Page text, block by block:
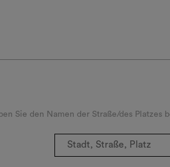
Sie den Namen der Straße/des